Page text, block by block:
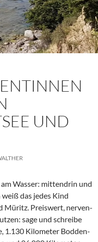
UND
Wasser: mittendrin und
das jedes Kind
Müritz. Preiswert, nerven-
sage und schreibe
1.130 Kilometer Bodden-